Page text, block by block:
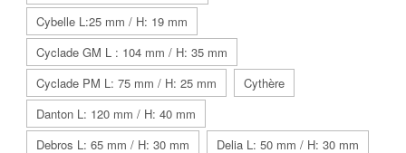
Cybelle L:25 mm / H: 19 mm
Cyclade GM L : 104 mm / H: 35 mm
Cyclade PM L: 75 mm / H: 25 mm
Cythère
Danton L: 120 mm / H: 40 mm
Debros L: 65 mm / H: 30 mm
Delia L: 50 mm / H: 30 mm